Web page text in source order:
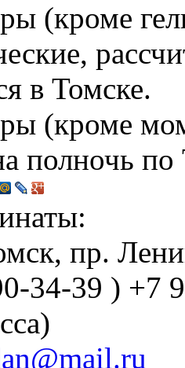
(кроме
в Томске.
(кроме
полночь
, пр.
34-39 ) +7